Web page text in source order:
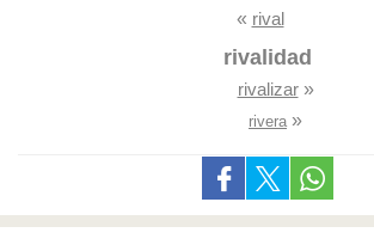
« rival
rivalidad
rivalizar»
rivera »